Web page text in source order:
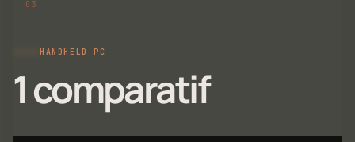
HANDHELD PC
1 comparatif